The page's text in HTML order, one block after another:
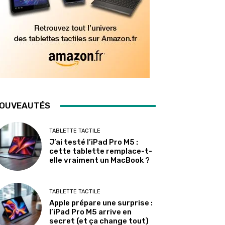
TABLETTE TACTILE
J’ai testé l’iPad Pro M5 :
cette tablette remplace-t-
elle vraiment un MacBook ?
TABLETTE TACTILE
Apple prépare une surprise :
l’iPad Pro M5 arrive en
secret (et ça change tout)